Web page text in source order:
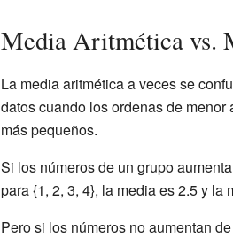
Media Aritmética vs.
La media aritmética a veces se
datos cuando los ordenas de
más pequeños.
Si los números de un grupo
para {1, 2, 3, 4}, la media es 2.5 y la
Pero si los números no aumentan